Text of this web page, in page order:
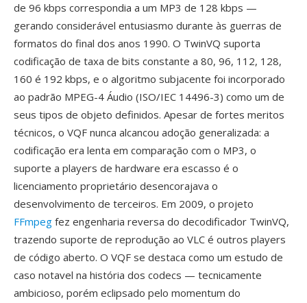
de 96 kbps correspondia a um MP3 de 128 kbps —
gerando considerável entusiasmo durante às guerras de
formatos do final dos anos 1990. O TwinVQ suporta
codificação de taxa de bits constante a 80, 96, 112, 128,
160 é 192 kbps, e o algoritmo subjacente foi incorporado
ao padrão MPEG-4 Áudio (ISO/IEC 14496-3) como um de
seus tipos de objeto definidos. Apesar de fortes meritos
técnicos, o VQF nunca alcancou adoção generalizada: a
codificação era lenta em comparação com o MP3, o
suporte a players de hardware era escasso é o
licenciamento proprietário desencorajava o
desenvolvimento de terceiros. Em 2009, o projeto
FFmpeg fez engenharia reversa do decodificador TwinVQ,
trazendo suporte de reprodução ao VLC é outros players
de código aberto. O VQF se destaca como um estudo de
caso notavel na história dos codecs — tecnicamente
ambicioso, porém eclipsado pelo momentum do